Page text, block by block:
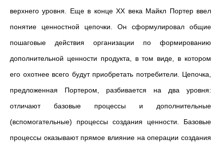
верхнего уровня. Еще в конце XX века Майкл Портер ввел
понятие ценностной цепочки. Он сформулировал общие
пошаговые действия организации по формированию
дополнительной ценности продукта, в том виде, в котором
его охотнее всего будут приобретать потребители. Цепочка,
предложенная Портером, разбивается на два уровня:
отличают базовые процессы и дополнительные
(вспомогательные) процессы создания ценности. Базовые
процессы оказывают прямое влияние на операции создания